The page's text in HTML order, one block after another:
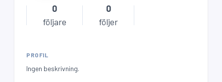
0
följare
0
följer
PROFIL
Ingen beskrivning.